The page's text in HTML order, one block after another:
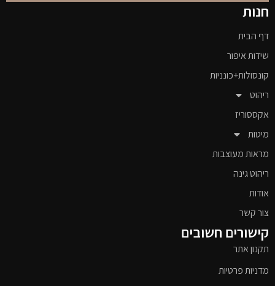
חנות
דף הבית
שידות איפור
קונסולות+כונניות
ריהוט
אקססוריז
מיטות
מראות מעוצבות
ריהוט גינה
אודות
צור קשר
קישורים חשובים
תקנון אתר
מדניות פרטיות